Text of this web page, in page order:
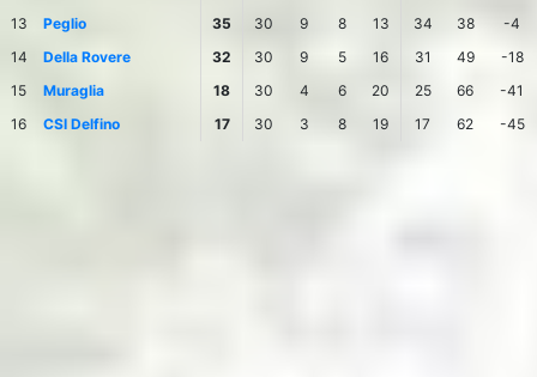
13
Peglio 35 30 9 8 13 34 38
-4
14
Della Rovere 32 30 9 5 16 31 49
-18
15
Muraglia 18 30 4 6 20 25 66
-41
16
CSI Delfino 17 30 3 8 19 17 62 -45